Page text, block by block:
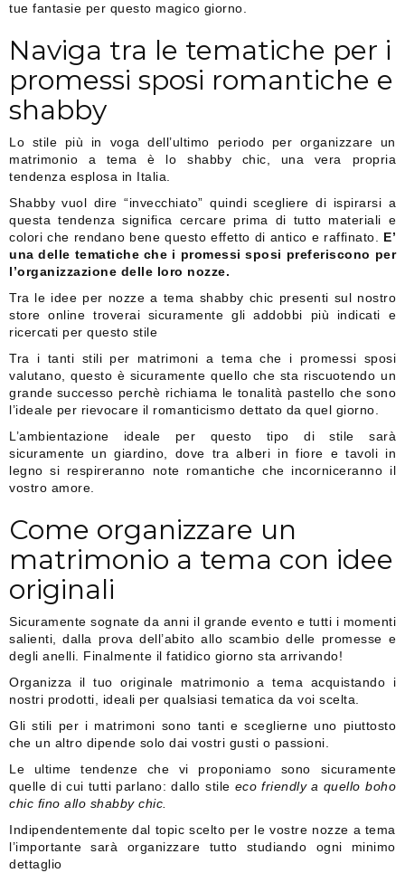
tue fantasie per questo magico giorno.
Naviga tra le tematiche per i
promessi sposi romantiche e
shabby
Lo stile più in voga dell’ultimo periodo per organizzare un
matrimonio a tema è lo shabby chic, una vera propria
tendenza esplosa in Italia.
Shabby vuol dire “invecchiato” quindi scegliere di ispirarsi a
questa tendenza significa cercare prima di tutto materiali e
colori che rendano bene questo effetto di antico e raffinato. E’
una delle tematiche che i promessi sposi preferiscono per
l’organizzazione delle loro nozze.
Tra le idee per nozze a tema shabby chic presenti sul nostro
store online troverai sicuramente gli addobbi più indicati e
ricercati per questo stile
Tra i tanti stili per matrimoni a tema che i promessi sposi
valutano, questo è sicuramente quello che sta riscuotendo un
grande successo perchè richiama le tonalità pastello che sono
l’ideale per rievocare il romanticismo dettato da quel giorno.
L’ambientazione ideale per questo tipo di stile sarà
sicuramente un giardino, dove tra alberi in fiore e tavoli in
legno si respireranno note romantiche che incorniceranno il
vostro amore.
Come organizzare un
matrimonio a tema con idee
originali
Sicuramente sognate da anni il grande evento e tutti i momenti
salienti, dalla prova dell’abito allo scambio delle promesse e
degli anelli. Finalmente il fatidico giorno sta arrivando!
Organizza il tuo originale matrimonio a tema acquistando i
nostri prodotti, ideali per qualsiasi tematica da voi scelta.
Gli stili per i matrimoni sono tanti e sceglierne uno piuttosto
che un altro dipende solo dai vostri gusti o passioni.
Le ultime tendenze che vi proponiamo sono sicuramente
quelle di cui tutti parlano: dallo stile eco friendly a quello boho
chic fino allo shabby chic.
Indipendentemente dal topic scelto per le vostre nozze a tema
l’importante sarà organizzare tutto studiando ogni minimo
dettaglio